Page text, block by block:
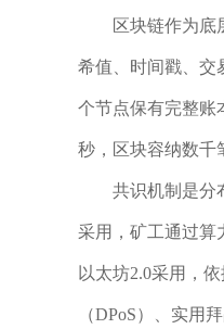
区块链作为底
希值、时间戳、交
个节点保有完整账
秒，区块容纳数千
共识机制是分
采用，矿工通过算
以太坊2.0采用，
（DPoS）、实用